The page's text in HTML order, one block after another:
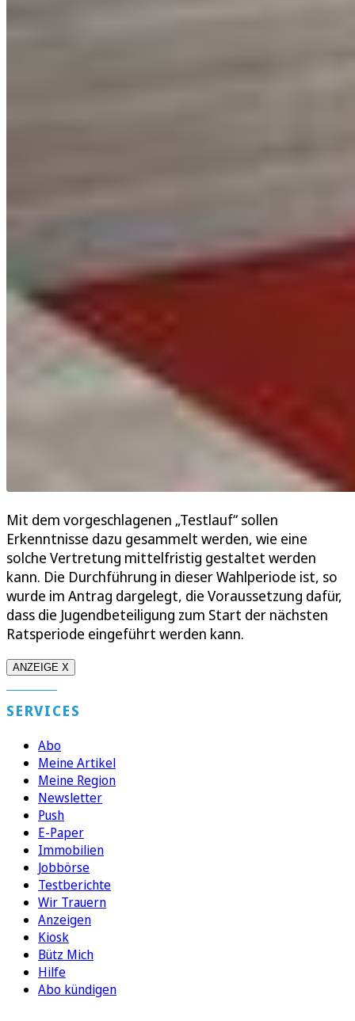
Mit dem vorgeschlagenen „Testlauf“ sollen
Erkenntnisse dazu gesammelt werden, wie eine
solche Vertretung mittelfristig gestaltet werden
kann. Die Durchführung in dieser Wahlperiode ist, so
wurde im Antrag dargelegt, die Voraussetzung dafür,
dass die Jugendbeteiligung zum Start der nächsten
Ratsperiode eingeführt werden kann.
ANZEIGE X
SERVICES
Abo
Meine Artikel
Meine Region
Newsletter
Push
E-Paper
Immobilien
Jobbörse
Testberichte
Wir Trauern
Anzeigen
Kiosk
Bütz Mich
Hilfe
Abo kündigen